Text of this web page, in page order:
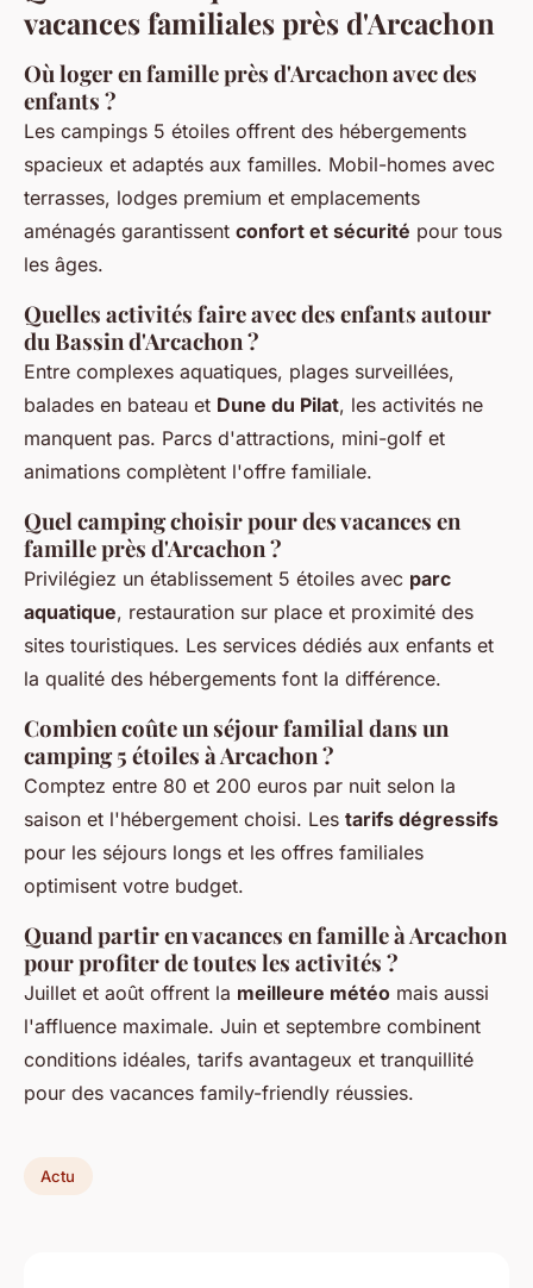
vacances familiales près d'Arcachon
Où loger en famille près d'Arcachon avec des
enfants ?
Les campings 5 étoiles offrent des hébergements
spacieux et adaptés aux familles. Mobil-homes avec
terrasses, lodges premium et emplacements
aménagés garantissent confort et sécurité pour tous
les âges.
Quelles activités faire avec des enfants autour
du Bassin d'Arcachon ?
Entre complexes aquatiques, plages surveillées,
balades en bateau et Dune du Pilat, les activités ne
manquent pas. Parcs d'attractions, mini-golf et
animations complètent l'offre familiale.
Quel camping choisir pour des vacances en
famille près d'Arcachon ?
Privilégiez un établissement 5 étoiles avec parc
aquatique, restauration sur place et proximité des
sites touristiques. Les services dédiés aux enfants et
la qualité des hébergements font la différence.
Combien coûte un séjour familial dans un
camping 5 étoiles à Arcachon ?
Comptez entre 80 et 200 euros par nuit selon la
saison et l'hébergement choisi. Les tarifs dégressifs
pour les séjours longs et les offres familiales
optimisent votre budget.
Quand partir en vacances en famille à Arcachon
pour profiter de toutes les activités ?
Juillet et août offrent la meilleure météo mais aussi
l'affluence maximale. Juin et septembre combinent
conditions idéales, tarifs avantageux et tranquillité
pour des vacances family-friendly réussies.
Actu